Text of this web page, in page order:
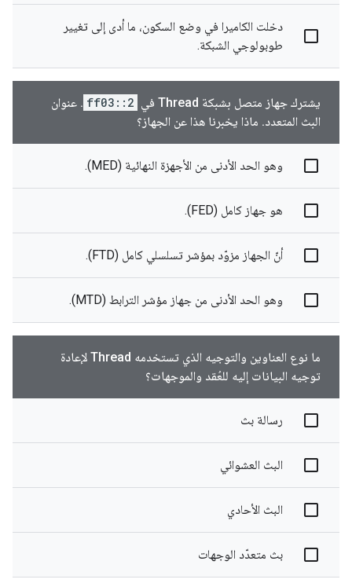
دخلت الكاميرا في وضع السكون، ما أدى إلى تغيير
طوبولوجي الشبكة.
يشترك جهاز متصل بشبكة Thread في ff03::2 . عنوان
البث المتعدد. ماذا يخبرنا هذا عن الجهاز؟
وهو الحد الأدنى من الأجهزة النهائية (MED).
هو جهاز كامل (FED).
أنّ الجهاز مزوّد بمؤشر تسلسلي كامل (FTD).
وهو الحد الأدنى من جهاز مؤشر الترابط (MTD).
ما نوع العناوين والتوجيه الذي تستخدمه Thread لإعادة
توجيه البيانات إليه للعُقد والموجهات؟
رسالة بث
البث العشوائي
البث الأحادي
بث متعدّد الوجهات